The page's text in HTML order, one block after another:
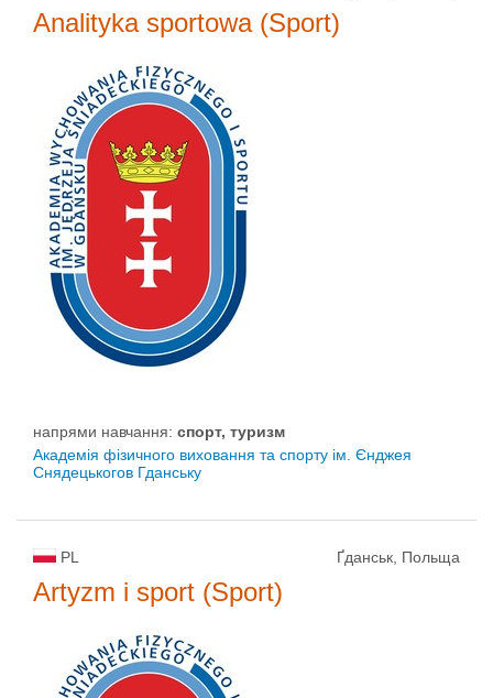
Analityka sportowa (Sport)
напрями навчання: спорт, туризм
Академія фізичного виховання та спорту ім. Єнджея
Снядецькогов Гданську
PL Ґданськ, Польща
Artyzm i sport (Sport)